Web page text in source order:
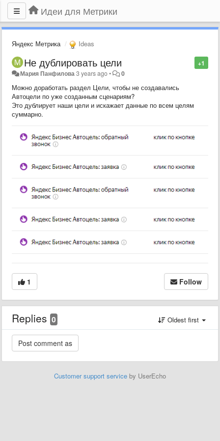
Идеи для Метрики
Яндекс Метрика Ideas
+1
Не дублировать цели
Мария Панфилова 3 years ago• 0
Можно доработать раздел Цели, чтобы не создавались
Автоцели по уже созданным сценариям?
Это дублирует наши цели и искажает данные по всем целям
суммарно.
1 Follow
Replies 0 Oldest first
Customer support service by UserEcho